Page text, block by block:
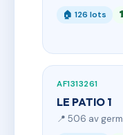
🏠 126 lots
AF1313261
LE PATIO 1
📍 506 av